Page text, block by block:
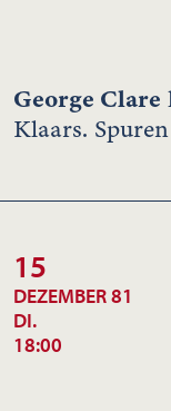
George Clare
Klaars.
15
DEZEMBER 81
DI.
18:00